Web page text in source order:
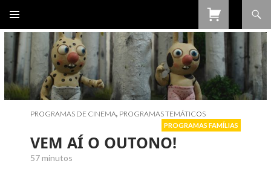
PARA
CONTEÚDO
PROGRAMAS DE CINEMA, PROGRAMAS TEMÁTICOS
PROGRAMAS FAMÍLIAS
VEM AÍ O OUTONO!
57 minutos